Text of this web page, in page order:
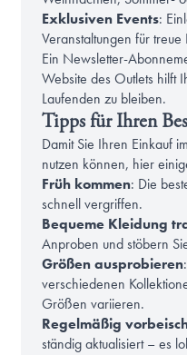
Exklusiven Events:
Veranstaltungen für treue
Ein Newsletter-
Website des Outlets hilft
Laufenden zu bleiben.
Tipps für Ihren
Damit Sie Ihren Einkauf
nutzen können, hier
Früh kommen: Die
schnell vergriffen.
Bequeme Kleidung
Anproben und stöbern
Größen ausprobieren
verschiedenen
Größen variieren.
Regelmäßig
ständig aktualisiert – es